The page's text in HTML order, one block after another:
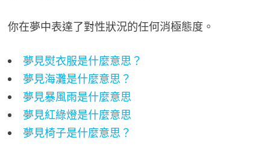
你在夢中表達了對性狀況的任何消極態度。
夢見熨衣服是什麼意思？
夢見海灘是什麼意思？
夢見暴風雨是什麼意思
夢見紅綠燈是什麼意思
夢見椅子是什麼意思？